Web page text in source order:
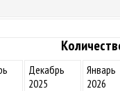
Декабрь
2025
Январь
2026